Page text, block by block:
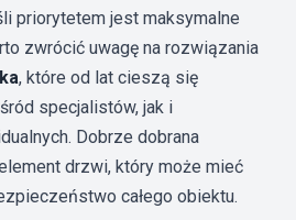
priorytetem jest maksymalne
zwrócić uwagę na rozwiązania
, które od lat cieszą się
specjalistów, jak i
Dobrze dobrana
drzwi, który może mieć
całego obiektu.